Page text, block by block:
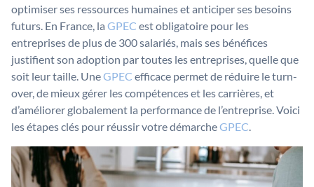
optimiser ses ressources humaines et anticiper ses besoins
futurs. En France, la GPEC est obligatoire pour les
entreprises de plus de 300 salariés, mais ses bénéfices
justifient son adoption par toutes les entreprises, quelle que
soit leur taille. UneGPEC efficace permet de réduire le turn-
over, de mieux gérer les compétences et les carrières, et
d’améliorer globalement la performance de l’entreprise. Voici
les étapes clés pour réussir votre démarcheGPEC.